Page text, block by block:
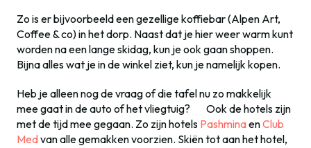
Zo is er bijvoorbeeld een gezellige koffiebar (Alpen Art,
Coffee & co) in het dorp. Naast dat je hier weer warm kunt
worden na een lange skidag, kun je ook gaan shoppen.
Bijna alles wat je in de winkel ziet, kun je namelijk kopen.
Heb je alleen nog de vraag of die tafel nu zo makkelijk
mee gaat in de auto of het vliegtuig? Ook de hotels zijn
met de tijd mee gegaan. Zo zijn hotels PashminaenClub
Medvan alle gemakken voorzien. Skiën tot aan het hotel,